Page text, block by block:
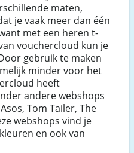
maten,
je vaak meer dan één
met een heren t-
vouchercloud kun je
gebruik te maken
minder voor het
heeft
andere webshops
Tom Tailer, The
webshops vind je
en ook van